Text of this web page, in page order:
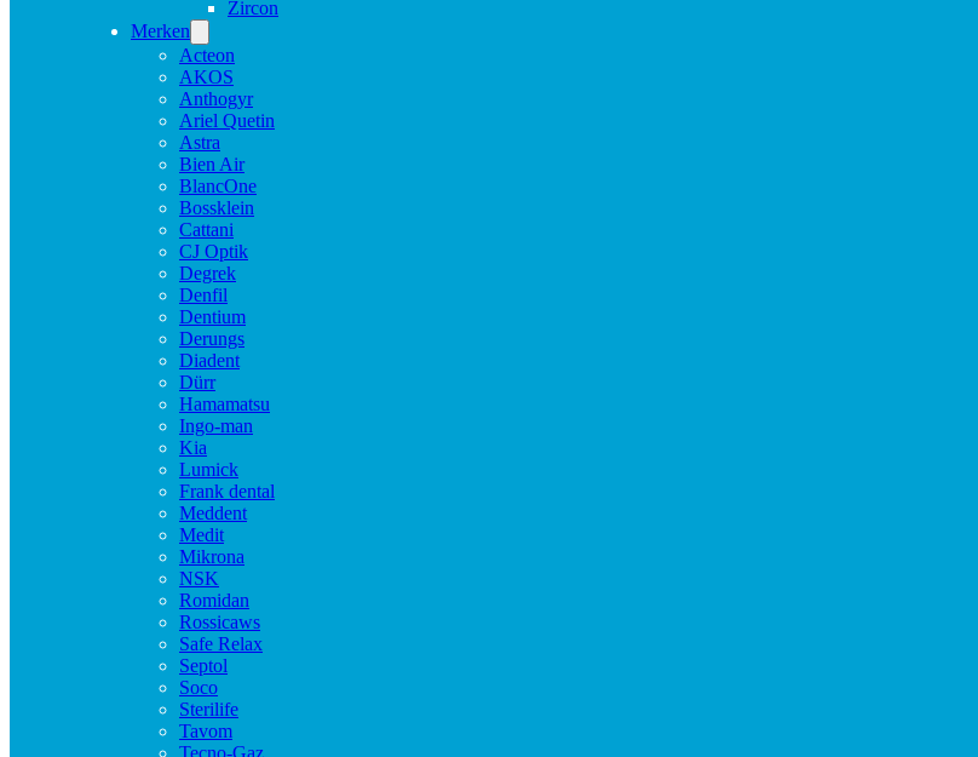
Zircon
Merken
Acteon
AKOS
Anthogyr
Ariel Quetin
Astra
Bien Air
BlancOne
Bossklein
Cattani
CJ Optik
Degrek
Denfil
Dentium
Derungs
Diadent
Dürr
Hamamatsu
Ingo-man
Kia
Lumick
Frank dental
Meddent
Medit
Mikrona
NSK
Romidan
Rossicaws
Safe Relax
Septol
Soco
Sterilife
Tavom
Tecno-Gaz